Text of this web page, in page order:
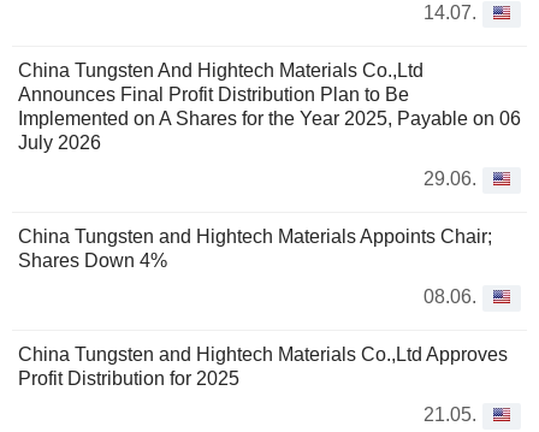
14.07.
China Tungsten And Hightech Materials Co.,Ltd
Announces Final Profit Distribution Plan to Be
Implemented on A Shares for the Year 2025, Payable on 06
July 2026
29.06.
China Tungsten and Hightech Materials Appoints Chair;
Shares Down 4%
08.06.
China Tungsten and Hightech Materials Co.,Ltd Approves
Profit Distribution for 2025
21.05.